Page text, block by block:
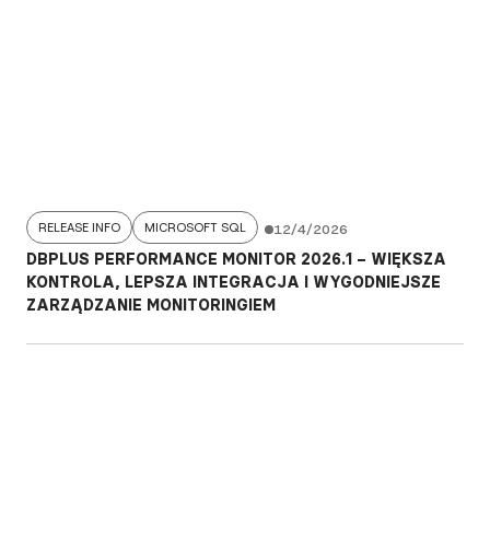
RELEASE INFO MICROSOFT SQL 12/4/2026
DBPLUS PERFORMANCE MONITOR 2026.1 – WIĘKSZA
KONTROLA, LEPSZA INTEGRACJA I WYGODNIEJSZE
ZARZĄDZANIE MONITORINGIEM